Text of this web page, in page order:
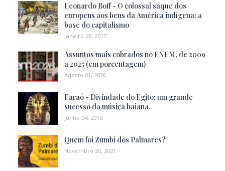
Leonardo Boff - O colossal saque dos
europeus aos bens da América indígena: a
base do capitalismo
Janeiro 28, 2017
Assuntos mais cobrados no ENEM, de 2009
a 2025 (em porcentagem)
Agosto 01, 2026
Faraó - Divindade do Egito: um grande
sucesso da música baiana.
Junho 04, 2018
Quem foi Zumbi dos Palmares?
Novembro 20, 2021